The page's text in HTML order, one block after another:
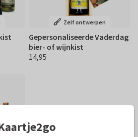
Zelf ontwerpen
Gepersonaliseerde Vaderdag
bier- of wijnkist
€ 14,95
14,95